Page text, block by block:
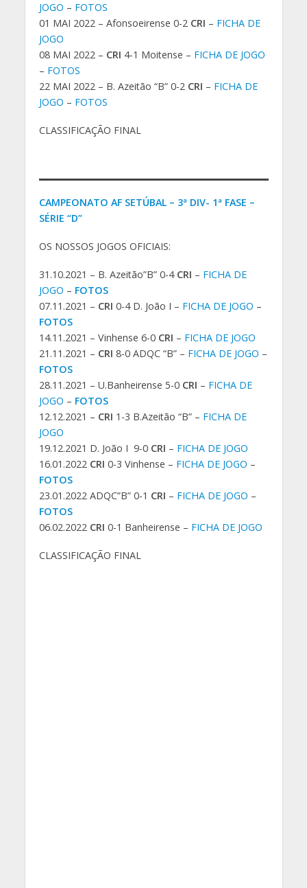
JOGO – FOTOS
01 MAI 2022 – Afonsoeirense 0-2 CRI – FICHA DE
JOGO
08 MAI 2022 – CRI 4-1 Moitense – FICHA DE JOGO
– FOTOS
22 MAI 2022 – B. Azeitão “B” 0-2 CRI – FICHA DE
JOGO – FOTOS
CLASSIFICAÇÃO FINAL
CAMPEONATO AF SETÚBAL – 3ª DIV- 1ª FASE –
SÉRIE “D”
OS NOSSOS JOGOS OFICIAIS:
31.10.2021 – B. Azeitão”B” 0-4 CRI – FICHA DE
JOGO – FOTOS
07.11.2021 – CRI 0-4 D. João I – FICHA DE JOGO –
FOTOS
14.11.2021 – Vinhense 6-0 CRI – FICHA DE JOGO
21.11.2021 – CRI 8-0 ADQC “B” – FICHA DE JOGO –
FOTOS
28.11.2021 – U.Banheirense 5-0 CRI – FICHA DE
JOGO – FOTOS
12.12.2021 – CRI 1-3 B.Azeitão “B” – FICHA DE
JOGO
19.12.2021 D. João I 9-0 CRI – FICHA DE JOGO
16.01.2022 CRI 0-3 Vinhense – FICHA DE JOGO –
FOTOS
23.01.2022 ADQC”B” 0-1 CRI – FICHA DE JOGO –
FOTOS
06.02.2022 CRI 0-1 Banheirense – FICHA DE JOGO
CLASSIFICAÇÃO FINAL